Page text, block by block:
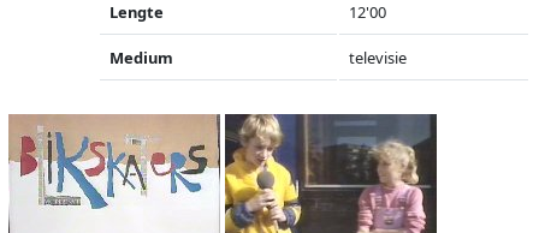
Lengte 12'00
Medium televisie